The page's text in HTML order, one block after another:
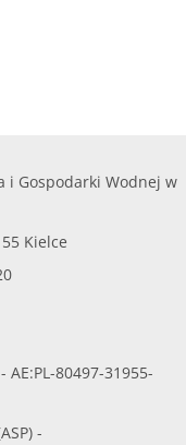
i Gospodarki Wodnej w
Kielce
80497-31955-
-